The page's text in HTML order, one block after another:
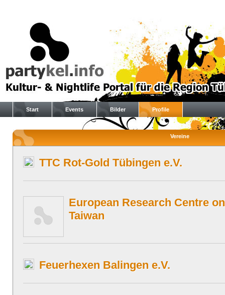
Start Events Bilder Profile
Vereine
TTC Rot-Gold Tübingen e.V.
European Research Centre
Taiwan
Feuerhexen Balingen e.V.